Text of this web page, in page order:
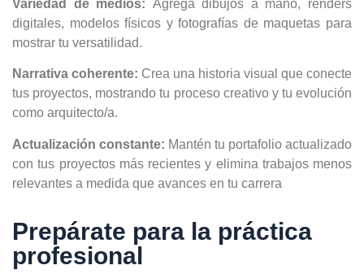
Variedad de medios: Agrega dibujos a mano, renders
digitales, modelos físicos y fotografías de maquetas para
mostrar tu versatilidad.
Narrativa coherente: Crea una historia visual que conecte
tus proyectos, mostrando tu proceso creativo y tu evolución
como arquitecto/a.
Actualización constante: Mantén tu portafolio actualizado
con tus proyectos más recientes y elimina trabajos menos
relevantes a medida que avances en tu carrera
Prepárate para la práctica
profesional